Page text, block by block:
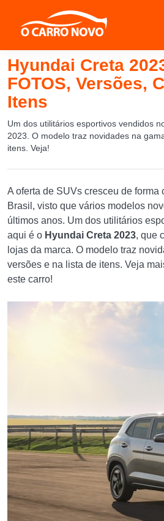
Hyundai Creta
FOTOS, Versões,
Itens
Um dos utilitários esportivos vendidos
2023. O modelo traz novidades na
itens. Veja!
A oferta de SUVs cresceu de
Brasil, visto que vários modelos
últimos anos. Um dos utilitários
aqui é o Hyundai Creta 2023, que
lojas da marca. O modelo traz
versões e na lista de itens. Veja
este carro!